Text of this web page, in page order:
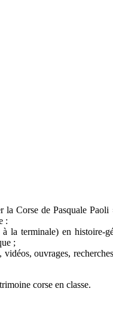
Corse de Pasquale Paoli
:
la terminale) en histoire-
;
vidéos, ouvrages,
corse en classe.